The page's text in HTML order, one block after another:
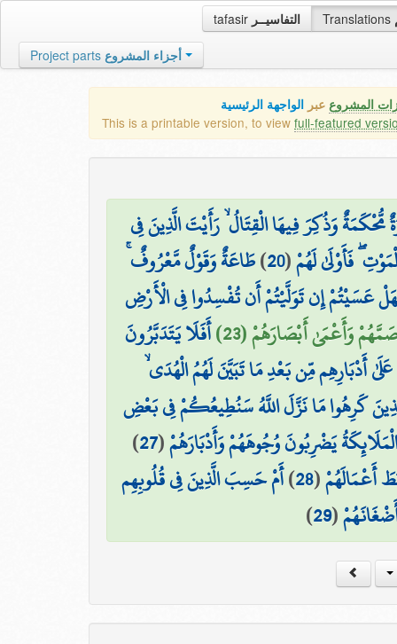
tafasir التفاسيــر Translations
Project parts أجزاء المشروع
المشروع عبر الواجهة الرئيسية
This is a printable version, to view full-featured
مُّحْكَمَةٌ وَذُكِرَ فِيهَا الْقِتَالُ ۙ رَأَيْتَ الَّذِينَ فِي
فَأَوْلَىٰ لَهُمْ(
20
)طَاعَةٌ وَقَوْلٌ مَّعْرُوفٌ ۚ
عَسَيْتُمْ إِن تَوَلَّيْتُمْ أَن تُفْسِدُوا فِي الْأَرْضِ
وَأَعْمَىٰ أَبْصَارَهُمْ (23)
أَفَلَا يَتَدَبَّرُونَ
عَلَىٰ أَدْبَارِهِم مِّن بَعْدِ مَا تَبَيَّنَ لَهُمُ الْهُدَى
كَرِهُوا مَا نَزَّلَ اللَّهُ سَنُطِيعُكُمْ فِي بَعْضِ
يَضْرِبُونَ وُجُوهَهُمْ وَأَدْبَارَهُمْ(
27
)
أَعْمَالَهُمْ(
28
)أَمْ حَسِبَ الَّذِينَ فِي قُلُوبِهِم
(
29
)